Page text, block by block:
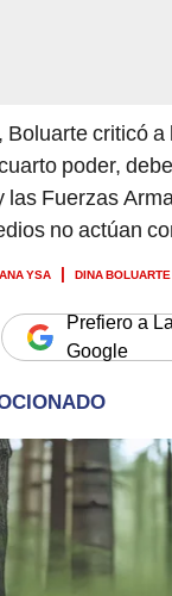
Boluarte criticó
poder,
las Fuerzas
no actúan
YSA DINA BOLUARTE
Prefiero a
Google